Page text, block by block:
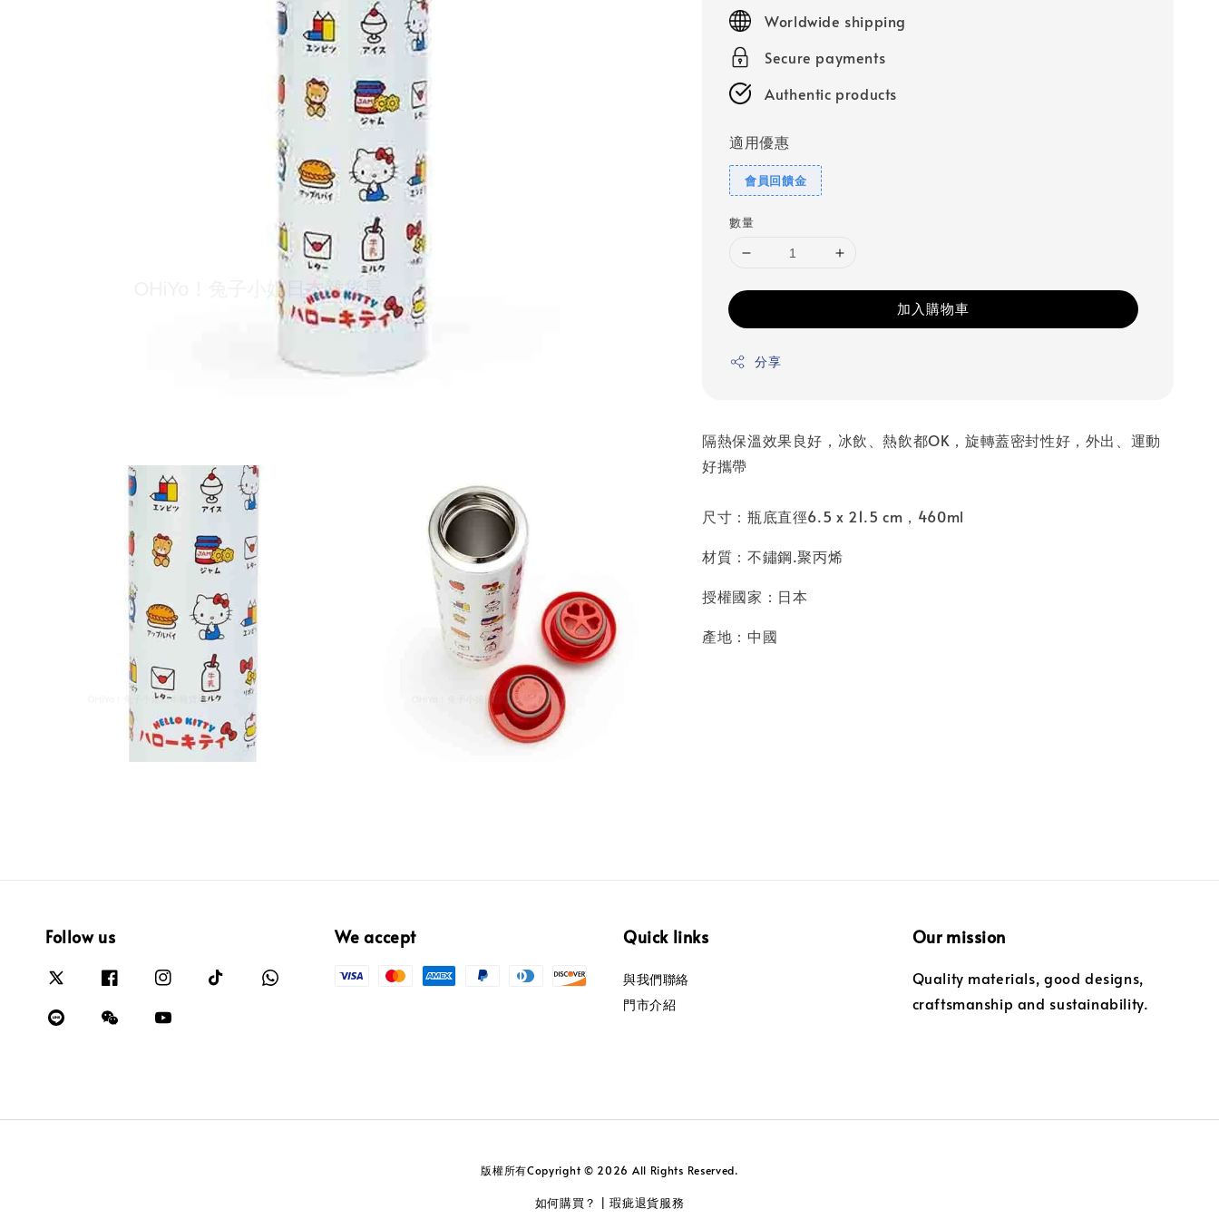
priceWorldwide shipping
Secure payments
Authentic products
適用優惠
會員回饋金
數量
加入購物車
分享
隔熱保溫效果良好，冰飲、熱飲都OK，旋轉蓋密封性好，外出、運動
好攜帶
尺寸：瓶底直徑6.5 x 21.5 cm，460ml
材質：不鏽鋼.聚丙烯
授權國家：日本
產地：中國
Follow us We accept Quick links
與我們聯絡
門市介紹
Our mission
Quality materials, good designs,
craftsmanship and sustainability.
版權所有Copyright © 2026 All Rights Reserved.
如何購買？ |瑕疵退貨服務